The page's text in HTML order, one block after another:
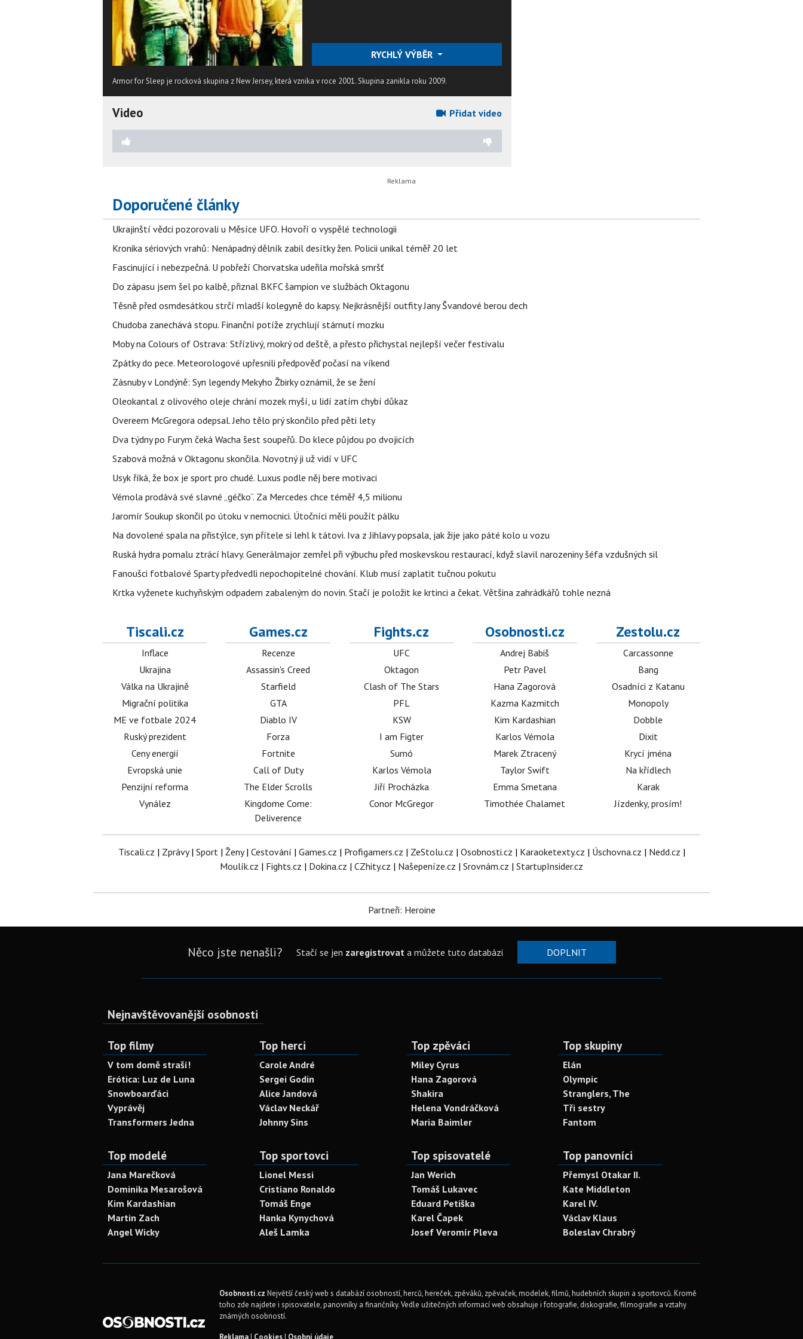
RYCHLÝ VÝBĚR
Armor for Sleep je rocková skupina z New Jersey, která vznika v roce 2001. Skupina zanikla roku 2009.
Video Přidat video
Doporučené články
Ukrajinští vědci pozorovali u Měsíce UFO. Hovoří o vyspělé technologii
Kronika sériových vrahů: Nenápadný dělník zabil desítky žen. Policii unikal téměř 20 let
Fascinující i nebezpečná. U pobřeží Chorvatska udeřila mořská smršť
Do zápasu jsem šel po kalbě, přiznal BKFC šampion ve službách Oktagonu
Těsně před osmdesátkou strčí mladší kolegyně do kapsy. Nejkrásnější outfity Jany Švandové berou dech
Chudoba zanechává stopu. Finanční potíže zrychlují stárnutí mozku
Moby na Colours of Ostrava: Střízlivý, mokrý od deště, a přesto přichystal nejlepší večer festivalu
Zpátky do pece. Meteorologové upřesnili předpověď počasí na víkend
Zásnuby v Londýně: Syn legendy Mekyho Žbirky oznámil, že se žení
Oleokantal z olivového oleje chrání mozek myší, u lidí zatím chybí důkaz
Overeem McGregora odepsal. Jeho tělo prý skončilo před pěti lety
Dva týdny po Furym čeká Wacha šest soupeřů. Do klece půjdou po dvojicích
Szabová možná v Oktagonu skončila. Novotný ji už vidí v UFC
Usyk říká, že box je sport pro chudé. Luxus podle něj bere motivaci
Vémola prodává své slavné „géčko“. Za Mercedes chce téměř 4,5 milionu
Jaromír Soukup skončil po útoku v nemocnici. Útočníci měli použít pálku
Na dovolené spala na přistýlce, syn přítele si lehl k tátovi. Iva z Jihlavy popsala, jak žije jako páté kolo u vozu
Ruská hydra pomalu ztrácí hlavy. Generálmajor zemřel při výbuchu před moskevskou restaurací, když slavil narozeniny šéfa vzdušných sil
Fanoušci fotbalové Sparty předvedli nepochopitelné chování. Klub musí zaplatit tučnou pokutu
Krtka vyženete kuchyňským odpadem zabaleným do novin. Stačí je položit ke krtinci a čekat. Většina zahrádkářů tohle nezná
Tiscali.cz
Inflace
Ukrajina
Válka na Ukrajině
Migrační politika
ME ve fotbale 2024
Ruský prezident
Ceny energií
Evropská unie
Penzijní reforma
Vynález
Games.cz
Recenze
Assassin's Creed
Starfield
GTA
Diablo IV
Forza
Fortnite
Call of Duty
The Elder Scrolls
Kingdome Come:
Deliverence
Fights.cz
UFC
Oktagon
Clash of The Stars
PFL
KSW
I am Figter
Sumó
Karlos Vémola
Jiří Procházka
Conor McGregor
Osobnosti.cz
Andrej Babiš
Petr Pavel
Hana Zagorová
Kazma Kazmitch
Kim Kardashian
Karlos Vémola
Marek Ztracený
Taylor Swift
Emma Smetana
Timothée Chalamet
Zestolu.cz
Carcassonne
Bang
Osadníci z Katanu
Monopoly
Dobble
Dixit
Krycí jména
Na křídlech
Karak
Jízdenky, prosím!
Tiscali.cz | Zprávy| Sport| Ženy| Cestování | Games.cz | Profigamers.cz | ZeStolu.cz | Osobnosti.cz | Karaoketexty.cz | Úschovna.cz | Nedd.cz |
Moulík.cz | Fights.cz | Dokina.cz | CZhity.cz | Našepeníze.cz | Srovnám.cz | StartupInsider.cz
Partneři: Heroine
Něco jste nenašli? Stačí se jen zaregistrovata můžete tuto databázi DOPLNIT
Nejnavštěvovanější osobnosti
Top filmy
V tom domě straší!
Erótica: Luz de Luna
Snowboarďáci
Vyprávěj
Transformers Jedna
Top herci
Carole André
Sergei Godin
Alice Jandová
Václav Neckář
Johnny Sins
Top zpěváci
Miley Cyrus
Hana Zagorová
Shakira
Helena Vondráčková
Maria Baimler
Top skupiny
Elán
Olympic
Stranglers, The
Tři sestry
Fantom
Top modelé
Jana Marečková
Dominika Mesarošová
Kim Kardashian
Martin Zach
Angel Wicky
Top sportovci
Lionel Messi
Cristiano Ronaldo
Tomáš Enge
Hanka Kynychová
Aleš Lamka
Top spisovatelé
Jan Werich
Tomáš Lukavec
Eduard Petiška
Karel Čapek
Josef Veromír Pleva
Top panovníci
Přemysl Otakar II.
Kate Middleton
Karel IV.
Václav Klaus
Boleslav Chrabrý
Osobnosti.cz Největší český web s databází osobností, herců, hereček, zpěváků, zpěvaček, modelek, filmů, hudebních skupin a sportovců. Kromě
toho zde najdete i spisovatele, panovníky a finančníky. Vedle užitečných informací web obsahuje i fotografie, diskografie, filmografie a vztahy
známých osobností.